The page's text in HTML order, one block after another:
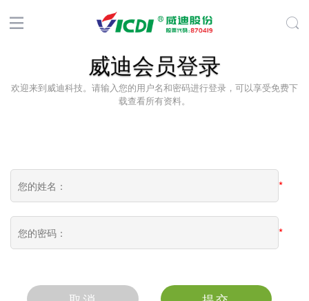
威迪会员登录
欢迎来到威迪科技。请输入您的用户名和密码进行登录，可以享受免费下
载查看所有资料。
*
*